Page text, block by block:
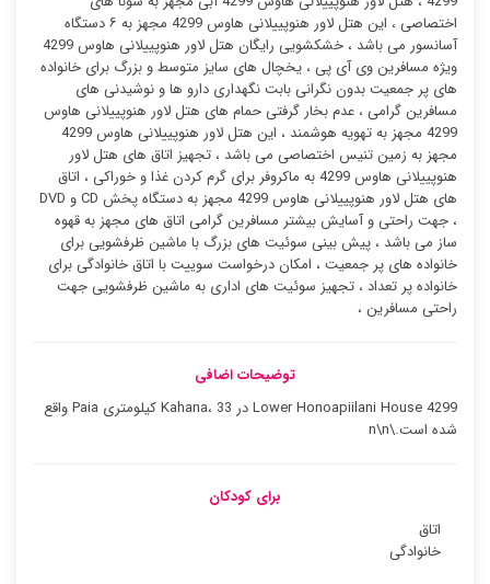
اختصاصی ، این هتل لاور هنوپییلانی هاوس 4299 مجهز به ۶ دستگاه
آسانسور می باشد ، خشکشویی رایگان هتل لاور هنوپییلانی هاوس 4299
ویژه مسافرین وی آی پی ، یخچال های سایز متوسط و بزرگ برای خانواده
های پر جمعیت بدون نگرانی بابت نگهداری دارو ها و نوشیدنی های
مسافرین گرامی ، عدم بخار گرفتی حمام های هتل لاور هنوپییلانی هاوس
4299 مجهز به تهویه هوشمند ، این هتل لاور هنوپییلانی هاوس 4299
مجهز به زمین تنیس اختصاصی می باشد ، تجهیز اتاق های هتل لاور
هنوپییلانی هاوس 4299 به ماکروفر برای گرم کردن غذا و خوراکی ، اتاق
های هتل لاور هنوپییلانی هاوس 4299 مجهز به دستگاه پخش CD و DVD
، جهت راحتی و آسایش بیشتر مسافرین گرامی اتاق های مجهز به قهوه
ساز می باشد ، پیش بینی سوئیت های بزرگ با ماشین ظرفشویی برای
خانواده های پر جمعیت ، امکان درخواست سوییت با اتاق خانوادگی برای
خانواده پر تعداد ، تجهیز سوئیت ‌های اداری به ماشین ظرفشویی جهت
راحتی مسافرین ،
توضیحات اضافی
Lower Honoapiilani House 4299 در Kahana، 33 کیلومتری Paia واقع
شده است.\n\n
برای کودکان
اتاق
خانوادگی